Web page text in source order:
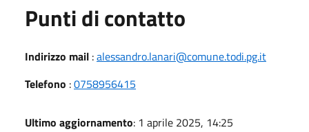
Punti di contatto
Indirizzo mail :alessandro.lanari@comune.todi.pg.it
Telefono :0758956415
Ultimo aggiornamento: 1 aprile 2025, 14:25